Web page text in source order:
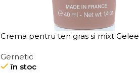
Crema pentru ten gras si mixt Gelee
Gernetic
în stoc